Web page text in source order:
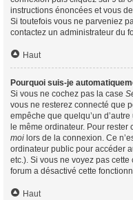
instructions énoncées et vous
Si toutefois vous ne parveniez
contactez un administrateur du
Haut
Pourquoi suis-je
Si vous ne cochez pas la case
vous ne resterez connecté que
empêche que quelqu’un
le même ordinateur. Pour rester
moi lors de la connexion. Ce
ordinateur public pour accéder
etc.). Si vous ne voyez pas
forum a désactivé cette
Haut